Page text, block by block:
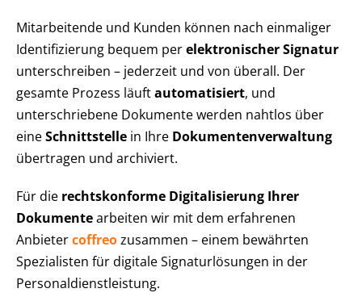
Mitarbeitende und Kunden können nach einmaliger
Identifizierung bequem perelektronischer Signatur
unterschreiben – jederzeit und von überall. Der
gesamte Prozess läuftautomatisiert, und
unterschriebene Dokumente werden nahtlos über
eineSchnittstelle in Ihre Dokumentenverwaltung
übertragen und archiviert.
Für die rechtskonforme Digitalisierung Ihrer
Dokumentearbeiten wir mit dem erfahrenen
Anbietercoffreozusammen – einem bewährten
Spezialisten für digitale Signaturlösungen in der
Personaldienstleistung.